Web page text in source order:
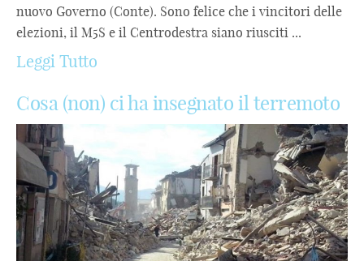
nuovo Governo (Conte). Sono felice che i vincitori delle
elezioni, il M5S e il Centrodestra siano riusciti ...
Leggi Tutto
Cosa (non) ci ha insegnato il terremoto